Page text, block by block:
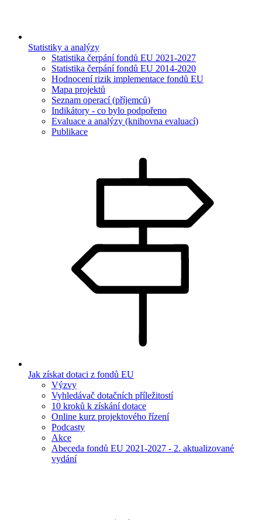
Statistiky a analýzy
Statistika čerpání fondů EU 2021-2027
Statistika čerpání fondů EU 2014-2020
Hodnocení rizik implementace fondů EU
Mapa projektů
Seznam operací (příjemců)
Indikátory - co bylo podpořeno
Evaluace a analýzy (knihovna evaluací)
Publikace
Jak získat dotaci z fondů EU
Výzvy
Vyhledávač dotačních příležitostí
10 kroků k získání dotace
Online kurz projektového řízení
Podcasty
Akce
Abeceda fondů EU 2021-2027 - 2. aktualizované
vydání